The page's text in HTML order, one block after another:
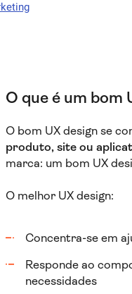
O que é um bom
O bom UX design se
produto, site ou
marca: um bom UX
O melhor UX design:
Concentra-se em
Responde ao
necessidades